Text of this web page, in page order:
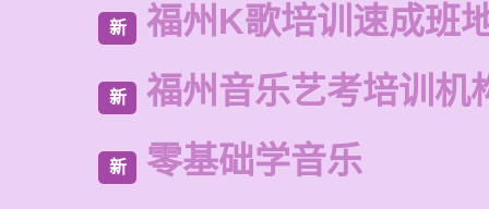
新 福州K歌培训速成班
新 福州音乐艺考培训机
新 零基础学音乐